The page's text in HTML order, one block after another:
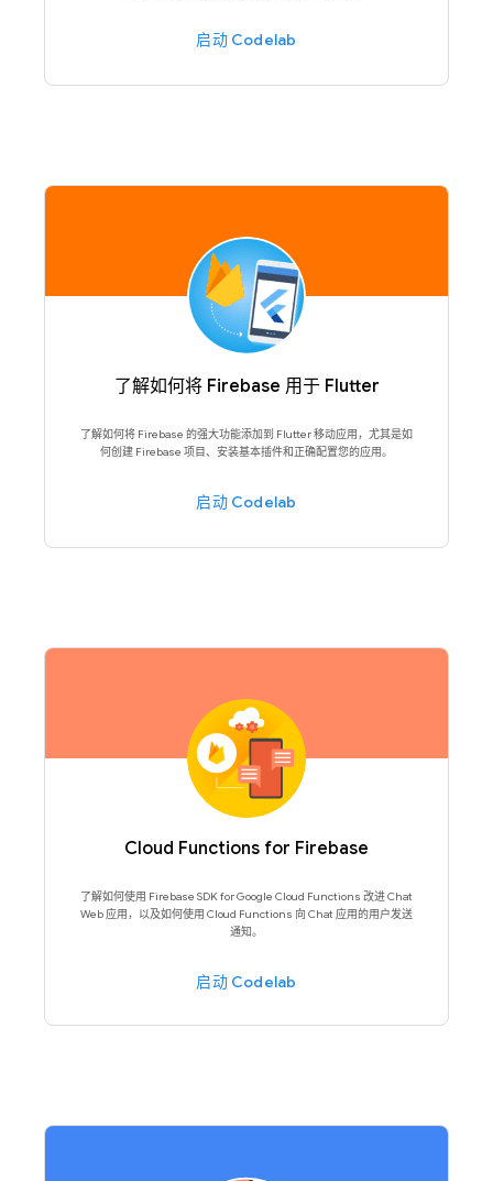
启动 Codelab
了解如何将 Firebase 用于 Flutter
了解如何将 Firebase 的强大功能添加到 Flutter 移动应用，尤其是如
何创建 Firebase 项目、安装基本插件和正确配置您的应用。
启动 Codelab
Cloud Functions for Firebase
了解如何使用 Firebase SDK for Google Cloud Functions 改进 Chat
Web 应用，以及如何使用 Cloud Functions 向 Chat 应用的用户发送
通知。
启动 Codelab